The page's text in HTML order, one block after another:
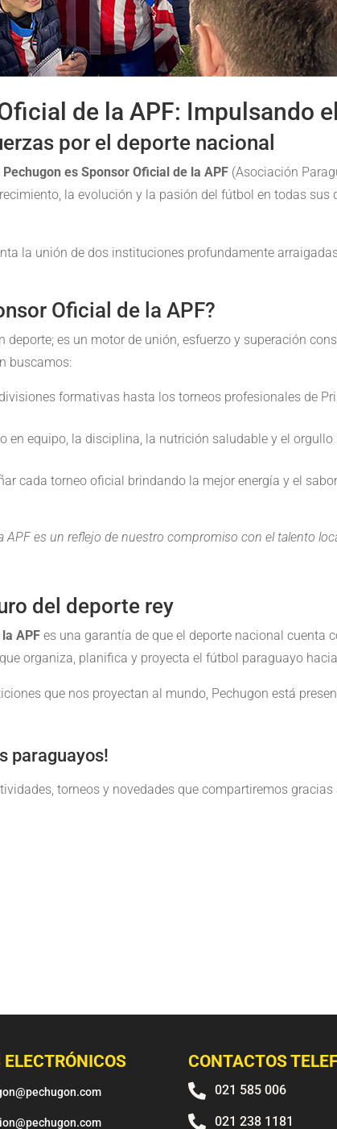
de la APF: Impulsando
por el deporte nacional
Pechugon es Sponsor Oficial de la APF (Asociación
la evolución y la pasión del fútbol en todas
la unión de dos instituciones profundamente
Oficial de la APF?
deporte; es un motor de unión, esfuerzo y superación
buscamos:
formativas hasta los torneos profesionales de
en equipo, la disciplina, la nutrición saludable y el
cada torneo oficial brindando la mejor energía y el
APF es un reflejo de nuestro compromiso con el talento
del deporte rey
APF es una garantía de que el deporte nacional cuenta
organiza, planifica y proyecta el fútbol paraguayo
que nos proyectan al mundo, Pechugon está
paraguayos!
torneos y novedades que compartiremos
ELECTRÓNICOS CONTACTOS
 021 585 006
 021 238 1181